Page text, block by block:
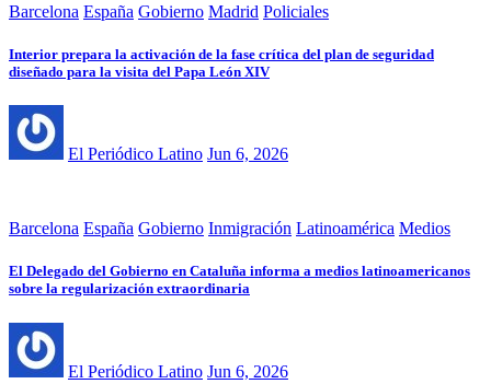
Barcelona España Gobierno Madrid Policiales
Interior prepara la activación de la fase crítica del plan de seguridad
diseñado para la visita del Papa León XIV
El Periódico Latino Jun 6, 2026
Barcelona España Gobierno Inmigración Latinoamérica Medios
El Delegado del Gobierno en Cataluña informa a medios latinoamericanos
sobre la regularización extraordinaria
El Periódico Latino Jun 6, 2026